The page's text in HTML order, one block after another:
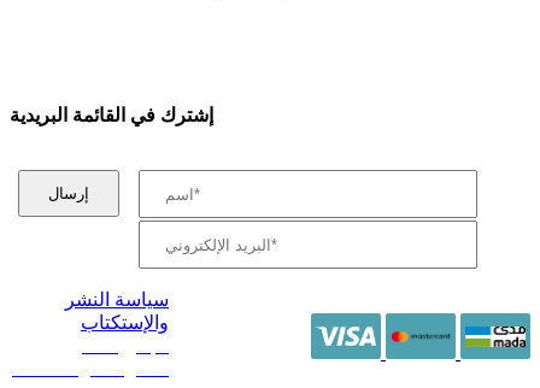
إشترك في القائمة البريدية
سياسة النشر
والإستكتاب